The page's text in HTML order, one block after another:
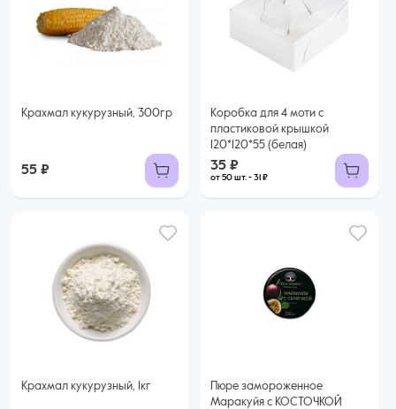
Крахмал кукурузный, 300гр
55 ₽
Коробка для 4 моти с
пластиковой крышкой
120*120*55 (белая)
35 ₽
от 50 шт. - 31 ₽
35 ₽
31 ₽ за шт. при заказе от 50 шт.
Купить оптом
Крахмал кукурузный, 1кг
Пюре замороженное
Маракуйя с КОСТОЧКОЙ